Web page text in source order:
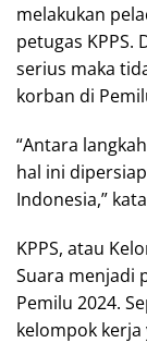
melakukan
petugas KPPS.
serius maka
korban di
“Antara
hal ini
Indonesia,”
KPPS, atau
Suara menjadi
Pemilu 2024.
kelompok